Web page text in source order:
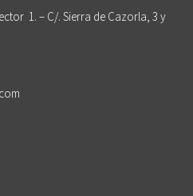
1. – C/. Sierra de Cazorla, 3 y